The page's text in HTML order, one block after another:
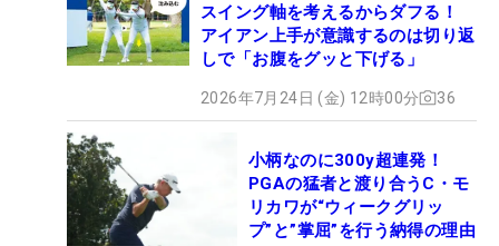
スイング軸を考えるからダフる！
アイアン上手が意識するのは切り返
しで「お腹をグッと下げる」
2026年7月24日 (金) 12時00分 36
小柄なのに300y超連発！
PGAの猛者と渡り合うC・モ
リカワが“ウィークグリッ
プ”と”掌屈”を行う納得の理由